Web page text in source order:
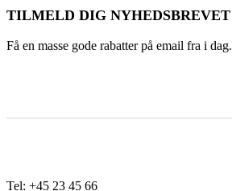
TILMELD DIG NYHEDSBREVET
Få en masse gode rabatter på email fra i dag.
Tel: +45 23 45 66